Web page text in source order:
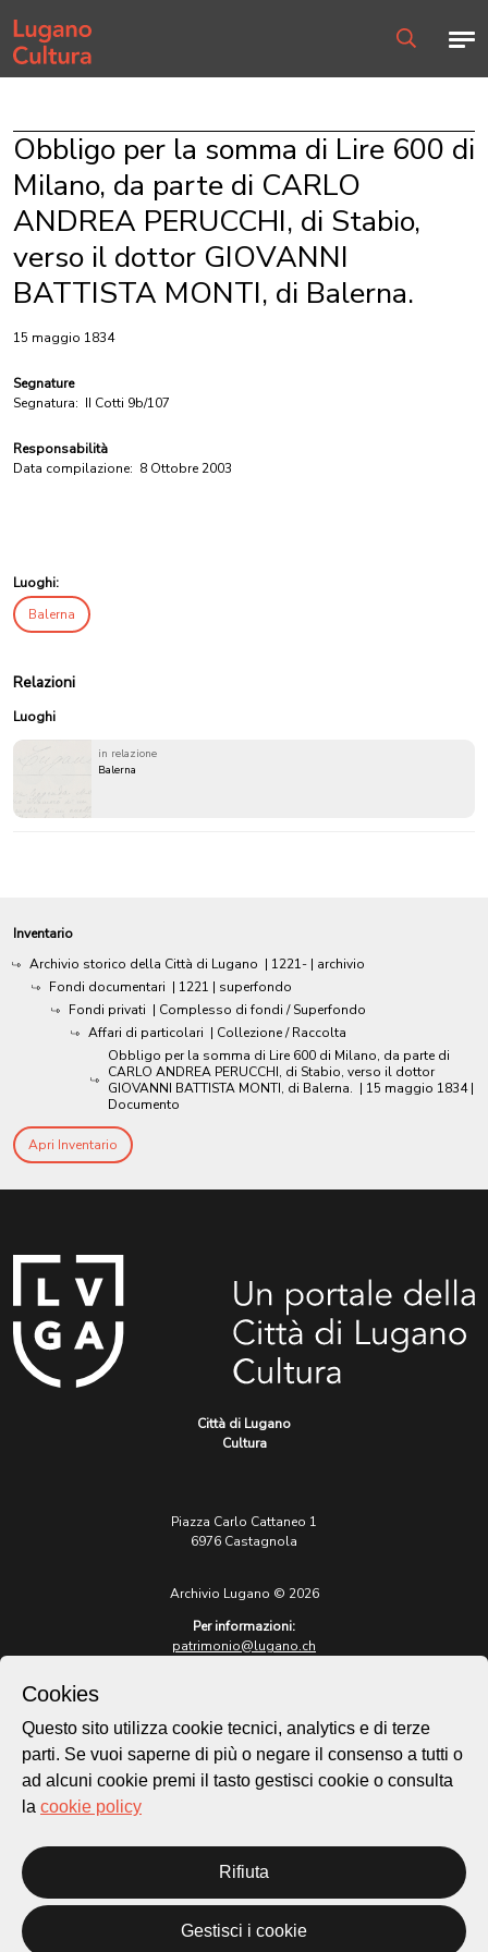
Home page
Obbligo per la somma di Lire 600 di
Milano, da parte di CARLO
ANDREA PERUCCHI, di Stabio,
verso il dottor GIOVANNI
BATTISTA MONTI, di Balerna.
15 maggio 1834
Segnature
Segnatura: II Cotti 9b/107
Responsabilità
Data compilazione: 8 Ottobre 2003
Luoghi:
Balerna
Relazioni
Luoghi
in relazione
Balerna
Inventario
Archivio storico della Città di Lugano | 1221- | archivio
Fondi documentari | 1221 | superfondo
Fondi privati | Complesso di fondi / Superfondo
Affari di particolari | Collezione / Raccolta
Obbligo per la somma di Lire 600 di Milano, da parte di
CARLO ANDREA PERUCCHI, di Stabio, verso il dottor
GIOVANNI BATTISTA MONTI, di Balerna. | 15 maggio 1834 |
Documento
Apri Inventario
Città di Lugano
Cultura
Piazza Carlo Cattaneo 1
6976 Castagnola
Archivio Lugano © 2026
Per informazioni:
patrimonio@lugano.ch
lugano.ch
Cookie policy
Homepage
Temi
Mappa
Novità
Cookies
Questo sito utilizza cookie tecnici, analytics e di terze
parti. Se vuoi saperne di più o negare il consenso a tutti o
ad alcuni cookie premi il tasto gestisci cookie o consulta
la cookie policy
Rifiuta
Gestisci i cookie